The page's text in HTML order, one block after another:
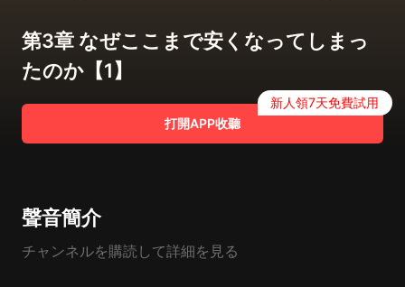
第3章 なぜここまで安くなってしまっ
たのか【1】
打開APP收聽
新人領7天免費試用
聲音簡介
チャンネルを購読して詳細を見る